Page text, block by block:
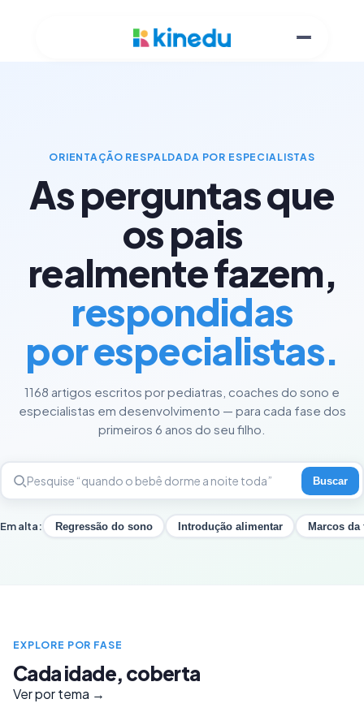
ORIENTAÇÃO RESPALDADA POR ESPECIALISTAS
As perguntas que
os pais
realmente fazem,
respondidas
por especialistas.
1168 artigos escritos por pediatras, coaches do sono e
especialistas em desenvolvimento — para cada fase dos
primeiros 6 anos do seu filho.
Buscar
Em alta: Regressão do sono Introdução alimentar Marcos da
EXPLORE POR FASE
Cada idade, coberta
Ver por tema →